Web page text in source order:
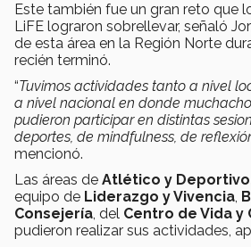
Este también fue un gran reto que
LiFE lograron sobrellevar, señaló
de esta área en la Región Norte
recién terminó.
“Tuvimos actividades tanto a nivel
a nivel nacional en donde
pudieron participar en distintas
deportes, de mindfulness, de
mencionó.
Las áreas de Atlético y
equipo de Liderazgo y Vivencia,
Consejería, del Centro de Vida y
pudieron realizar sus actividades,